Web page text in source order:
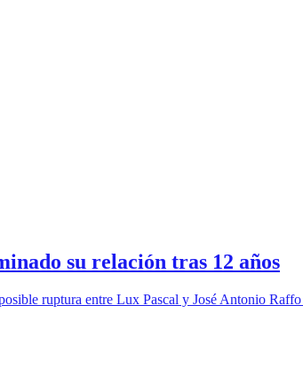
su relación tras 12 años
ruptura entre Lux Pascal y José Antonio